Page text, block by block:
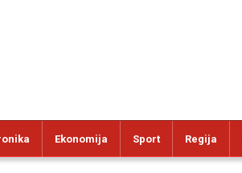
Ekonomija Sport Regija